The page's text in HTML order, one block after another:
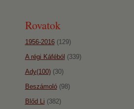
Rovatok
1956-2016(129)
A régi Káféból (339)
Ady(100)(30)
Beszámoló(98)
Blőd Li (382)